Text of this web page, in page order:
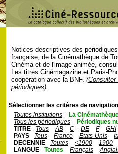
Notices descriptives des
française, de la Cinémathèque de
Cinéma et de l'image animée,
Les titres Cinémagazine et Paris-
coopération avec la BNF.
périodiques)
Sélectionner les critères de
Toutes institutions
La
Tous les périodiques
Périodiques
TITRE
Tous AB C DE F
GHI
PAYS
Tous France Etats-Unis
DECENNIE
Toutes <1900
1900
LANGUE
Toutes Français